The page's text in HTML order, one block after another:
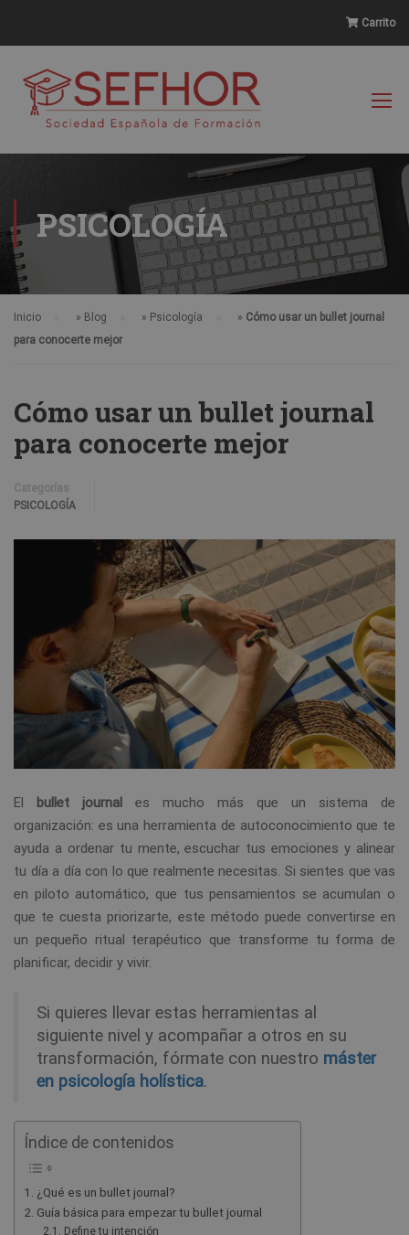
Carrito
PSICOLOGÍA
Inicio » Blog » Psicología » Cómo usar un bullet journal
para conocerte mejor
Cómo usar un bullet journal
para conocerte mejor
Categorías
PSICOLOGÍA
El bullet journal es mucho más que un sistema de
organización: es una herramienta de autoconocimiento que te
ayuda a ordenar tu mente, escuchar tus emociones y alinear
tu día a día con lo que realmente necesitas. Si sientes que vas
en piloto automático, que tus pensamientos se acumulan o
que te cuesta priorizarte, este método puede convertirse en
un pequeño ritual terapéutico que transforme tu forma de
planificar, decidir y vivir.
Si quieres llevar estas herramientas al
siguiente nivel y acompañar a otros en su
transformación, fórmate con nuestro máster
en psicología holística.
Índice de contenidos
¿Qué es un bullet journal?
Guía básica para empezar tu bullet journal
Define tu intención